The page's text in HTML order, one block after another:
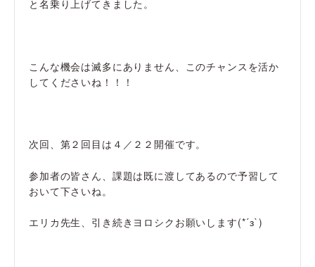
と名乗り上げてきました。
こんな機会は滅多にありません、このチャンスを活か
してくださいね！！！
次回、第２回目は４／２２開催です。
参加者の皆さん、課題は既に渡してあるので予習して
おいて下さいね。
エリカ先生、引き続きヨロシクお願いします(*´з`)